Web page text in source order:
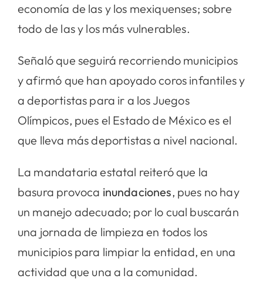
economía de las y los mexiquenses; sobre
todo de las y los más vulnerables.
Señaló que seguirá recorriendo municipios
y afirmó que han apoyado coros infantiles y
a deportistas para ir a los Juegos
Olímpicos, pues el Estado de México es el
que lleva más deportistas a nivel nacional.
La mandataria estatal reiteró que la
basura provoca inundaciones, pues no hay
un manejo adecuado; por lo cual buscarán
una jornada de limpieza en todos los
municipios para limpiar la entidad, en una
actividad que una a la comunidad.